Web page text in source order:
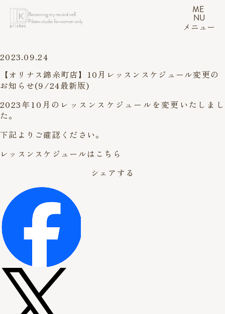
Becoming my neutral self.
Pilates studio for women only.
ME
NU
メニュー
2023.09.24
【オリナス錦糸町店】10月レッスンスケジュール変更の
お知らせ(9/24最新版)
2023年10月のレッスンスケジュールを変更いたしまし
た。
下記よりご確認ください。
レッスンスケジュールはこちら
シェアする